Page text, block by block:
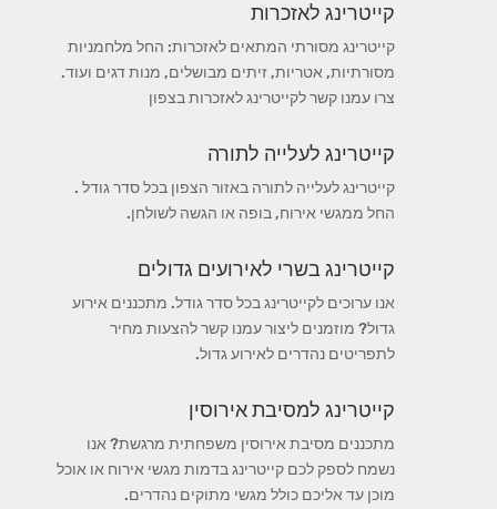
קייטרינג לאזכרות
קייטרינג מסורתי המתאים לאזכרות: החל מלחמניות
מסורתיות, אטריות, זיתים מבושלים, מנות דגים ועוד.
צרו עמנו קשר לקייטרינג לאזכרות בצפון
קייטרינג לעלייה לתורה
קייטרינג לעלייה לתורה באזור הצפון בכל סדר גודל .
החל ממגשי אירוח, בופה או הגשה לשולחן.
קייטרינג בשרי לאירועים גדולים
אנו ערוכים לקייטרינג בכל סדר גודל. מתכננים אירוע
גדול? מוזמנים ליצור עמנו קשר להצעות מחיר
לתפריטים נהדרים לאירוע גדול.
קייטרינג למסיבת אירוסין
מתכננים מסיבת אירוסין משפחתית מרגשת? אנו
נשמח לספק לכם קייטרינג בדמות מגשי אירוח או אוכל
מוכן עד אליכם כולל מגשי מתוקים נהדרים.